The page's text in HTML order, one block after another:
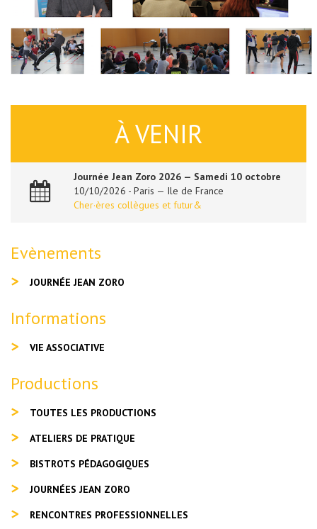
À VENIR
Journée Jean Zoro 2026 — Samedi 10 octobre
10/10/2026 - Paris — Ile de France
Cher·ères collègues et futur&
Evènements
JOURNÉE JEAN ZORO
Informations
VIE ASSOCIATIVE
Productions
TOUTES LES PRODUCTIONS
ATELIERS DE PRATIQUE
BISTROTS PÉDAGOGIQUES
JOURNÉES JEAN ZORO
RENCONTRES PROFESSIONNELLES